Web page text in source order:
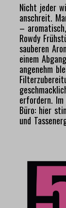
Nicht jeder
anschreit.
–
Rowdy
sauberen
einem
angenehm
erfordern.
Büro: hier
und